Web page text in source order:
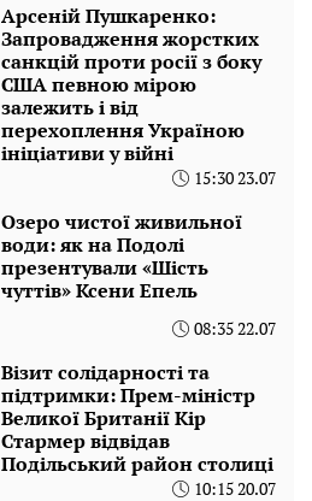
Арсеній Пушкаренко:
Запровадження жорстких
санкцій проти росії з боку
США певною мірою
залежить і від
перехоплення Україною
ініціативи у війні
15:30 23.07
Озеро чистої живильної
води: як на Подолі
презентували «Шість
чуттів» Ксени Епель
08:35 22.07
Візит солідарності та
підтримки: Прем-міністр
Великої Британії Кір
Стармер відвідав
Подільський район столиці
10:15 20.07